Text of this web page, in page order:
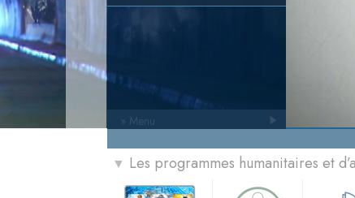
» Menu
▼ Les programmes humanitaires et